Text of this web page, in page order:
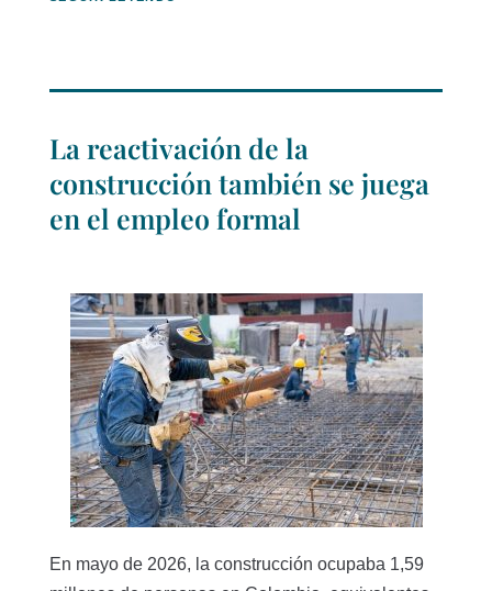
La reactivación de la
construcción también se juega
en el empleo formal
En mayo de 2026, la construcción ocupaba 1,59